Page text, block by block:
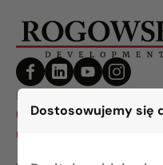
Dostosowujemy się
BIURO BIAŁYSTOK
(85) 749 99 09